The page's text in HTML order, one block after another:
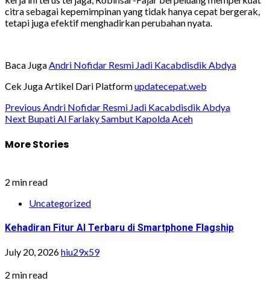
citra sebagai kepemimpinan yang tidak hanya cepat bergerak,
tetapi juga efektif menghadirkan perubahan nyata.
Baca JugaAndri Nofidar Resmi Jadi Kacabdisdik Abdya
Cek Juga Artikel Dari Platformupdatecepat.web
Post
Previous Andri Nofidar Resmi Jadi Kacabdisdik Abdya
Next Bupati Al Farlaky Sambut Kapolda Aceh
More Stories
2 min read
Uncategorized
Kehadiran Fitur AI Terbaru di Smartphone Flagship
July 20, 2026hiu29x59
2 min read